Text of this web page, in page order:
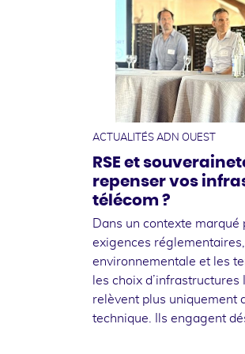
ACTUALITÉS ADN OUEST
RSE et
repenser vos
télécom ?
Dans un contexte marqué
exigences
environnementale et les
les choix d’infrastructures
relèvent plus uniquement
technique. Ils engagent